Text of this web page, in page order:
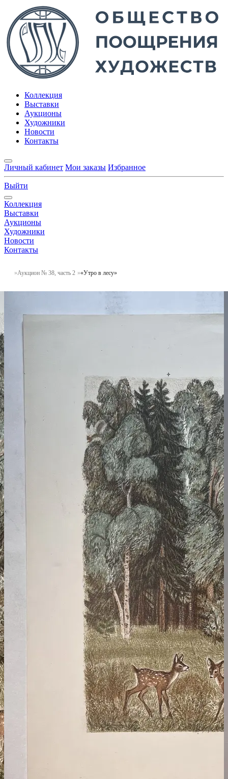
Коллекция
Выставки
Аукционы
Художники
Новости
Контакты
Личный кабинет Мои заказы Избранное
Выйти
Коллекция
Выставки
Аукционы
Художники
Новости
Контакты
Аукцион № 38, часть 2 «Утро в лесу»